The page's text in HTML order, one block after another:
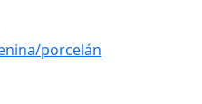
porcelán